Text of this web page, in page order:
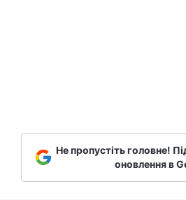
Не пропустіть головне!
оновлення в